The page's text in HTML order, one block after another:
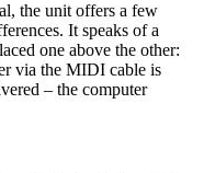
the unit offers a few
It speaks of a
one above the other:
via the MIDI cable is
– the computer